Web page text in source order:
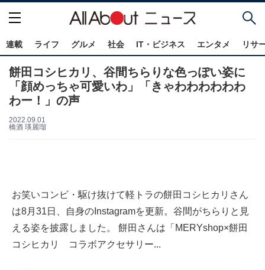
連載 ライフ グルメ 社会 IT・ビジネス エンタメ リサ
餅田コシヒカリ、谷間ちらりな色っぽい姿に
「顔めっちゃ可愛いわ」「きゃわわわわわわ
わー！」の声
2022.09.01
橋酒 瑛麗瑠
お笑いコンビ・駆け抜けて軽トラの餅田コシヒカリさん
は8月31日、自身のInstagramを更新。谷間がちらりと見
える姿を披露しました。 餅田さんは「MERYshop×餅田
コシヒカリ コラボアクセサリー...